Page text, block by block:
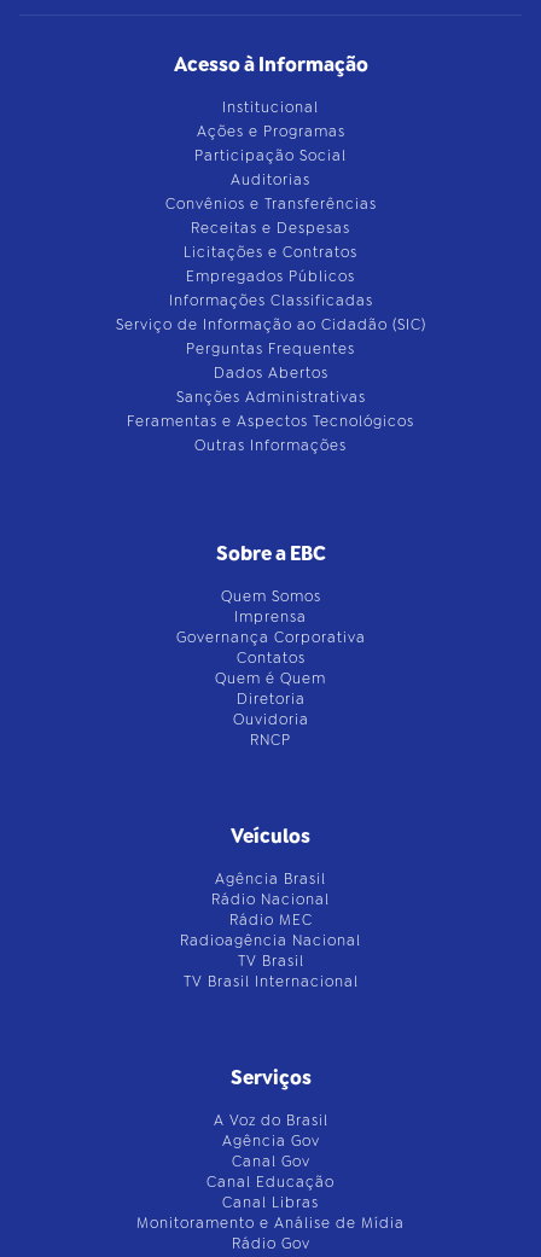
Acesso à Informação
Institucional
Ações e Programas
Participação Social
Auditorias
Convênios e Transferências
Receitas e Despesas
Licitações e Contratos
Empregados Públicos
Informações Classificadas
Serviço de Informação ao Cidadão (SIC)
Perguntas Frequentes
Dados Abertos
Sanções Administrativas
Feramentas e Aspectos Tecnológicos
Outras Informações
Sobre a EBC
Quem Somos
Imprensa
Governança Corporativa
Contatos
Quem é Quem
Diretoria
Ouvidoria
RNCP
Veículos
Agência Brasil
Rádio Nacional
Rádio MEC
Radioagência Nacional
TV Brasil
TV Brasil Internacional
Serviços
A Voz do Brasil
Agência Gov
Canal Gov
Canal Educação
Canal Libras
Monitoramento e Análise de Mídia
Rádio Gov